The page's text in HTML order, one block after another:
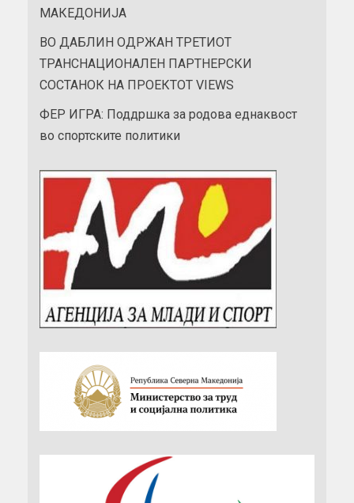
МАКЕДОНИЈА
ВО ДАБЛИН ОДРЖАН ТРЕТИОТ
ТРАНСНАЦИОНАЛЕН ПАРТНЕРСКИ
СОСТАНОК НА ПРОЕКТОТ VIEWS
ФЕР ИГРА: Поддршка за родова еднаквост
во спортските политики